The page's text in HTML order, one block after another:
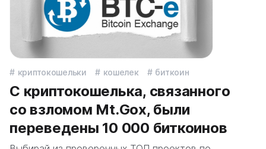
криптокошельки кошелек биткоин
С криптокошелька, связанного
со взломом Mt.Gox, были
переведены 10 000 биткоинов